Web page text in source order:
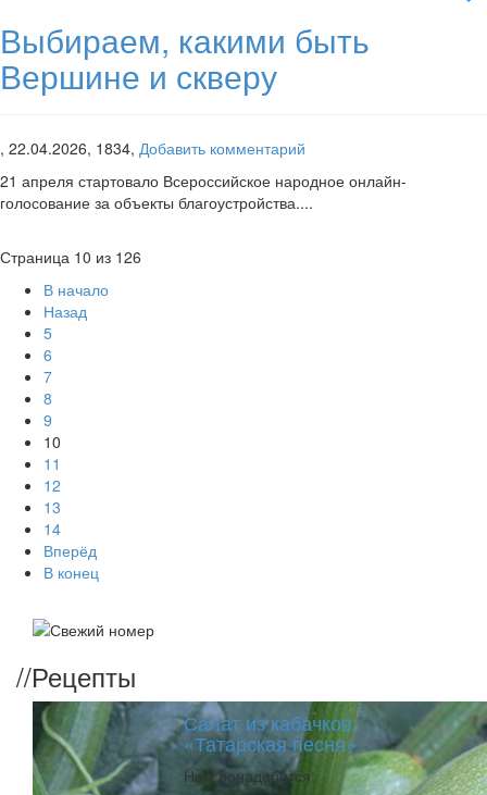
Выбираем, какими быть
Вершине и скверу
, 22.04.2026, 1834, Добавить комментарий
21 апреля стартовало Всероссийское народное онлайн-
голосование за объекты благоустройства....
Страница 10 из 126
В начало
Назад
5
6
7
8
9
10
11
12
13
14
Вперёд
В конец
//Рецепты
Салат из кабачков
«Татарская песня»
Нам понадобится: